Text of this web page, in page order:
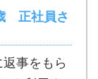
正社員さ
事をもら